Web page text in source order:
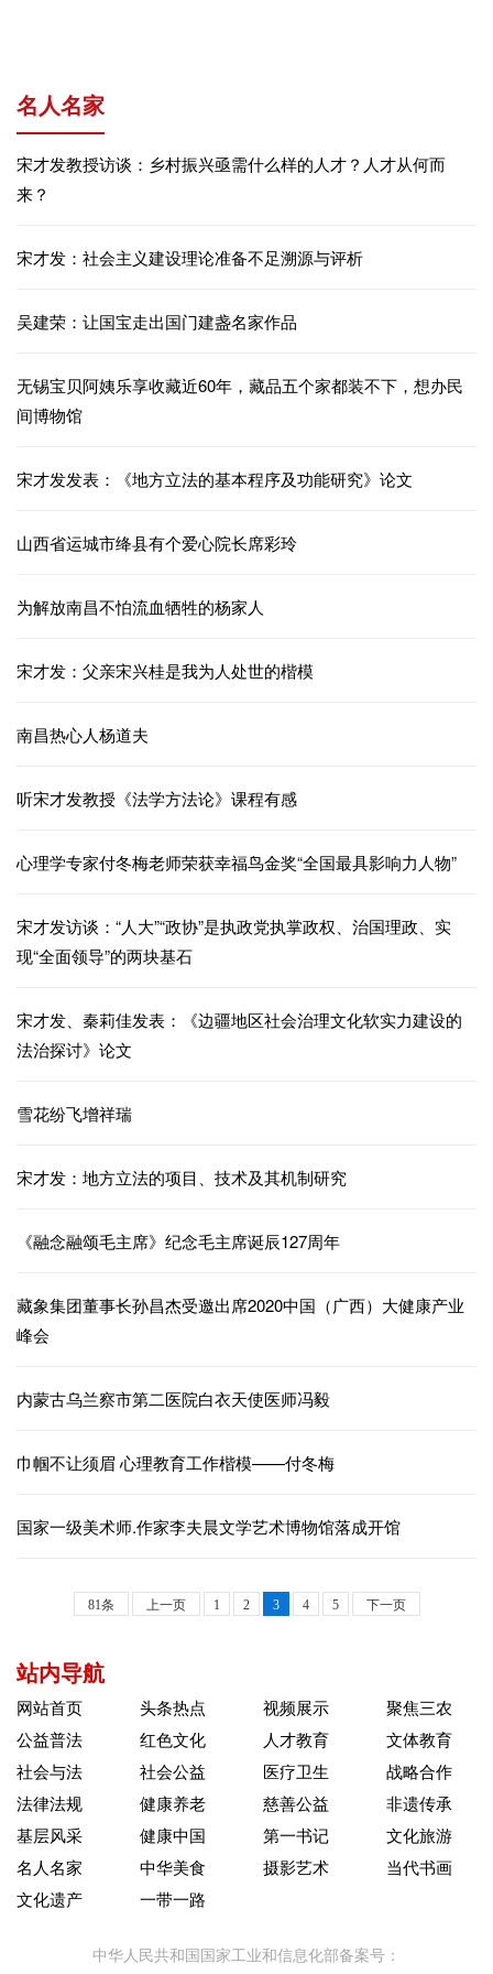
名人名家
宋才发教授访谈：乡村振兴亟需什么样的人才？人才从何而
来？
宋才发：社会主义建设理论准备不足溯源与评析
吴建荣：让国宝走出国门建盏名家作品
无锡宝贝阿姨乐享收藏近60年，藏品五个家都装不下，想办民
间博物馆
宋才发发表：《地方立法的基本程序及功能研究》论文
山西省运城市绛县有个爱心院长席彩玲
为解放南昌不怕流血牺牲的杨家人
宋才发：父亲宋兴桂是我为人处世的楷模
南昌热心人杨道夫
听宋才发教授《法学方法论》课程有感
心理学专家付冬梅老师荣获幸福鸟金奖“全国最具影响力人物”
宋才发访谈：“人大”“政协”是执政党执掌政权、治国理政、实
现“全面领导”的两块基石
宋才发、秦莉佳发表：《边疆地区社会治理文化软实力建设的
法治探讨》论文
雪花纷飞增祥瑞
宋才发：地方立法的项目、技术及其机制研究
《融念融颂毛主席》纪念毛主席诞辰127周年
藏象集团董事长孙昌杰受邀出席2020中国（广西）大健康产业
峰会
内蒙古乌兰察市第二医院白衣天使医师冯毅
巾帼不让须眉 心理教育工作楷模——付冬梅
国家一级美术师.作家李夫晨文学艺术博物馆落成开馆
81条 上一页 1 2 3 4 5 下一页
站内导航
网站首页 头条热点 视频展示
聚焦三农
公益普法
红色文化 人才教育
文体教育
社会与法
社会公益 医疗卫生
战略合作
法律法规
健康养老 慈善公益
非遗传承
基层风采
健康中国 第一书记
文化旅游
名人名家
中华美食 摄影艺术
当代书画
文化遗产
一带一路
中华人民共和国国家工业和信息化部备案号：